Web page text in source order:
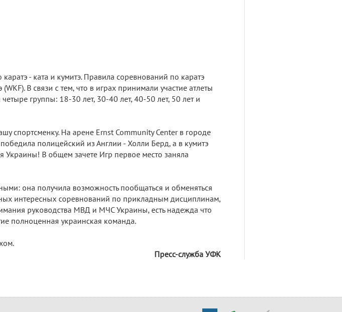
- ката и кумитэ. Правила соревнований по каратэ
В связи с тем, что в играх принимали участие атлеты
группы: 18-30 лет, 30-40 лет, 40-50 лет, 50 лет и
спортсменку. На арене Ernst Community Center в городе
полицейский из Англии - Холли Берд, а в кумитэ
Украины! В общем зачете Игр первое место заняла
она получила возможность пообщаться и обменяться
интересных соревнований по прикладным дисциплинам,
руководства МВД и МЧС Украины, есть надежда что
полноценная украинская команда.
Пресс-служба УФК